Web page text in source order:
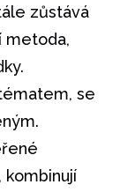
zůstává
metoda,
se